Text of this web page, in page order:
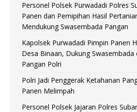
Personel Polsek Purwadadi Polres
Panen dan Pemipihan Hasil
Mendukung Swasembada Pangan
Kapolsek Purwadadi Pimpin Panen
Desa Binaan, Dukung Swasembada
Pangan Polri
Polri Jadi Penggerak Ketahanan
Panen Melimpah
Personel Polsek Jajaran Polres